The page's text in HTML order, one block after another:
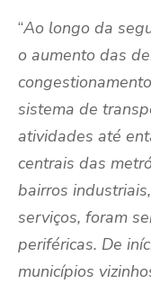
“Ao longo da
o aumento das
sistema de
atividades até
centrais das
bairros
serviços, foram
periféricas. De
municípios